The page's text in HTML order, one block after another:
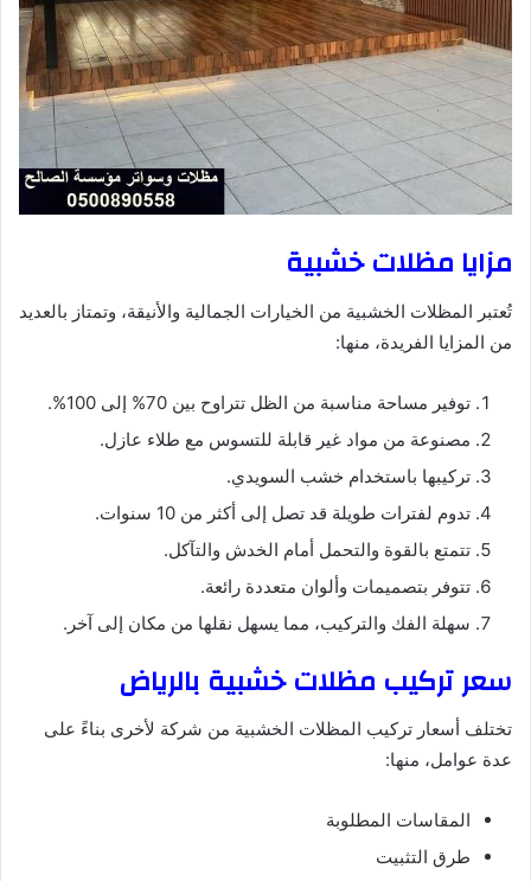
مزايا مظلات خشبية
تُعتبر المظلات الخشبية من الخيارات الجمالية والأنيقة، وتمتاز بالعديد
من المزايا الفريدة، منها:
توفير مساحة مناسبة من الظل تتراوح بين 70% إلى 100%.
مصنوعة من مواد غير قابلة للتسوس مع طلاء عازل.
تركيبها باستخدام خشب السويدي.
تدوم لفترات طويلة قد تصل إلى أكثر من 10 سنوات.
تتمتع بالقوة والتحمل أمام الخدش والتآكل.
تتوفر بتصميمات وألوان متعددة رائعة.
سهلة الفك والتركيب، مما يسهل نقلها من مكان إلى آخر.
سعر تركيب مظلات خشبية بالرياض
تختلف أسعار تركيب المظلات الخشبية من شركة لأخرى بناءً على
عدة عوامل، منها:
المقاسات المطلوبة
طرق التثبيت